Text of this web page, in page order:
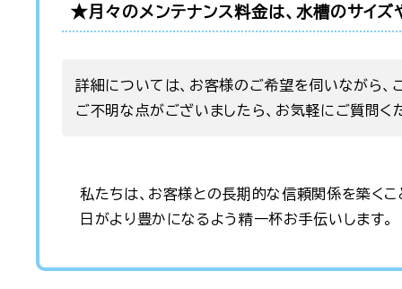
★月々のメンテナンス料金は、水槽のサイズ
詳細については、お客様のご希望を伺いながら、
ご不明な点がございましたら、お気軽にご質問く
私たちは、お客様との長期的な信頼関係を築くこ
日がより豊かになるよう精一杯お手伝いします。